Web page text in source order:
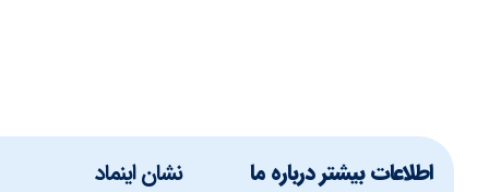
اطلاعات بیشتر درباره ما نشان اینماد